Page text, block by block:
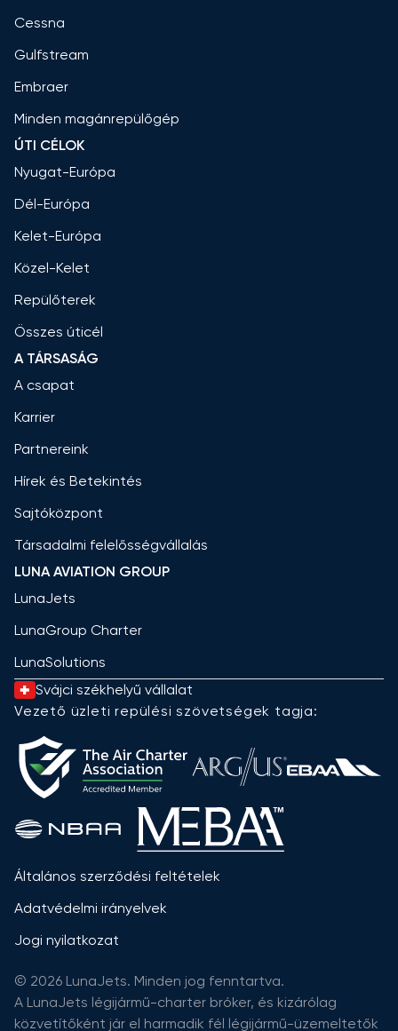
Cessna
Gulfstream
Embraer
Minden magánrepülőgép
ÚTI CÉLOK
Nyugat-Európa
Dél-Európa
Kelet-Európa
Közel-Kelet
Repülőterek
Összes úticél
A TÁRSASÁG
A csapat
Karrier
Partnereink
Hírek és Betekintés
Sajtóközpont
Társadalmi felelősségvállalás
LUNA AVIATION GROUP
LunaJets
LunaGroup Charter
LunaSolutions
Svájci székhelyű vállalat
Vezető üzleti repülési szövetségek tagja:
Általános szerződési feltételek
Adatvédelmi irányelvek
Jogi nyilatkozat
© 2026 LunaJets. Minden jog fenntartva.
A LunaJets légijármű-charter bróker, és kizárólag
közvetítőként jár el harmadik fél légijármű-üzemeltetők